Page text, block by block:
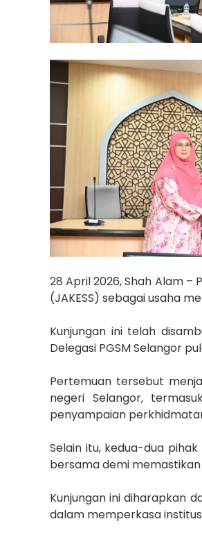
28 April 2026, Shah Alam
(JAKESS) sebagai usaha
Kunjungan ini telah
Delegasi PGSM Selangor
Pertemuan tersebut
negeri Selangor,
penyampaian
Selain itu, kedua-dua
bersama demi
Kunjungan ini diharapkan
dalam memperkasa